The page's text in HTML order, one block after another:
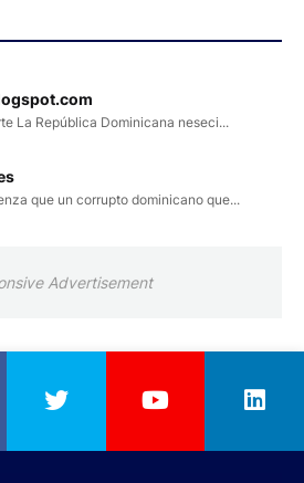
La República Dominicana neseci...
que un corrupto dominicano que...
Advertisement